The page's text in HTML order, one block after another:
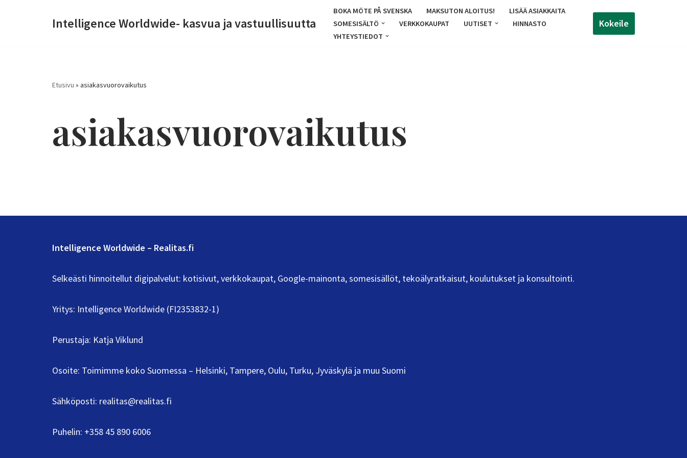
Intelligence Worldwide- kasvua ja vastuullisuutta
BOKA MÖTE PÅ SVENSKA MAKSUTON ALOITUS!
LISÄÄ ASIAKKAITA
SOMESISÄLTÖ
VERKKOKAUPAT UUTISET
HINNASTO
YHTEYSTIEDOT
Kokeile
Etusivu » asiakasvuorovaikutus
asiakasvuorovaikutus
Intelligence Worldwide – Realitas.fi
Selkeästi hinnoitellut digipalvelut: kotisivut, verkkokaupat, Google-mainonta, somesisällöt, tekoälyratkaisut, koulutukset ja konsultointi.
Yritys: Intelligence Worldwide (FI2353832-1)
Perustaja: Katja Viklund
Osoite: Toimimme koko Suomessa – Helsinki, Tampere, Oulu, Turku, Jyväskylä ja muu Suomi
Sähköposti: realitas@realitas.fi
Puhelin: +358 45 890 6006